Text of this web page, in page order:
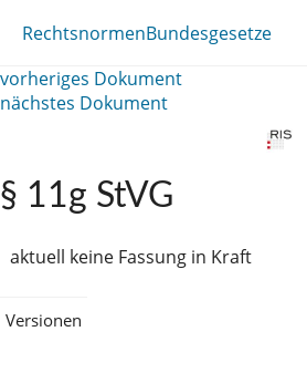
RechtsnormenBundesgesetze
vorheriges Dokument
nächstes Dokument
§ 11g StVG
aktuell keine Fassung in Kraft
Versionen